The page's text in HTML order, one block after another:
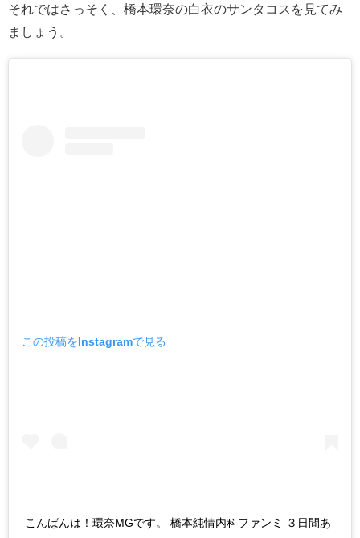
それではさっそく、橋本環奈の白衣のサンタコスを見てみ
ましょう。
この投稿をInstagramで見る
こんばんは！環奈MGです。 橋本純情内科ファンミ ３日間あ